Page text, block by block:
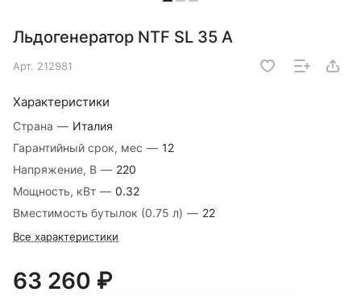
Льдогенератор NTF SL 35 A
Арт. 212981
Характеристики
Страна — Италия
Гарантийный срок, мес — 12
Напряжение, В — 220
Мощность, кВт — 0.32
Вместимость бутылок (0.75 л) — 22
Все характеристики
63 260 ₽